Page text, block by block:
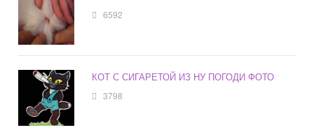
6592
КОТ С СИГАРЕТОЙ ИЗ НУ ПОГОДИ ФОТО
3798